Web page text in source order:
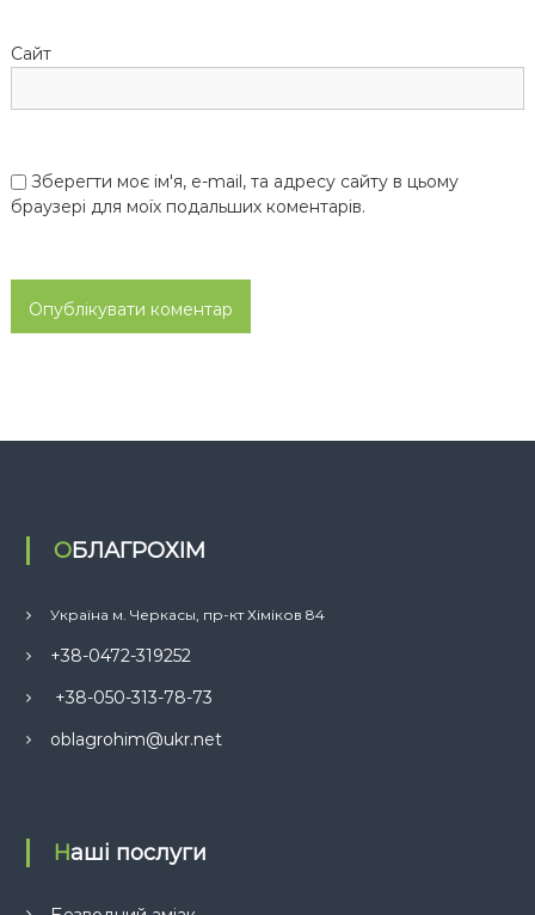
в
Сайт
Зберегти моє ім'я, e-mail, та адресу сайту в цьому
браузері для моїх подальших коментарів.
ОБЛАГРОХІМ
Україна м. Черкасы, пр-кт Хіміков 84
+38-0472-319252
+38-050-313-78-73
oblagrohim@ukr.net
Наші послуги